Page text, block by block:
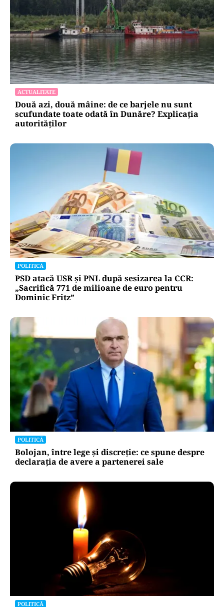
ACTUALITATE
Două azi, două mâine: de ce barjele nu sunt
scufundate toate odată în Dunăre? Explicația
autorităților
POLITICĂ
PSD atacă USR și PNL după sesizarea la CCR:
„Sacrifică 771 de milioane de euro pentru
Dominic Fritz”
POLITICĂ
Bolojan, între lege și discreție: ce spune despre
declarația de avere a partenerei sale
POLITICĂ